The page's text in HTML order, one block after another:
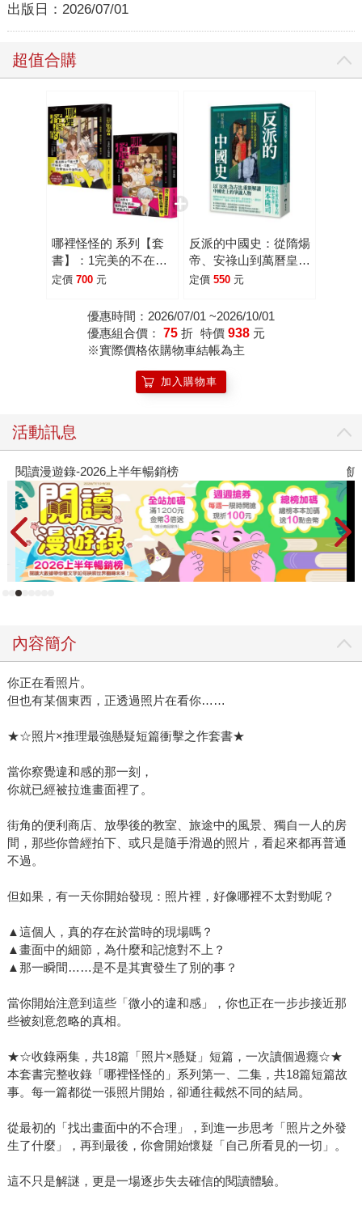
出版日： 2026/07/01
超值合購
哪裡怪怪的 系列【套
書】：1完美的不在場
證明+2惡意成癮（照
衝擊之作）
定價 700 元
反派的中國史：從隋煬
帝、安祿山到萬曆皇
帝，敗者史觀下的中華
定價 550 元
優惠時間：2026/07/01 ~2026/10/01
優惠組合價： 75 折 特價 938 元
※實際價格依購物車結帳為主
加入購物車
活動訊息
閱讀漫遊錄-2026上半年暢銷榜 飢
內容簡介
你正在看照片。
但也有某個東西，正透過照片在看你……
★☆照片×推理最強懸疑短篇衝擊之作套書★
當你察覺違和感的那一刻，
你就已經被拉進畫面裡了。
街角的便利商店、放學後的教室、旅途中的風景、獨自一人的房
間，那些你曾經拍下、或只是隨手滑過的照片，看起來都再普通
不過。
但如果，有一天你開始發現：照片裡，好像哪裡不太對勁呢？
▲這個人，真的存在於當時的現場嗎？
▲畫面中的細節，為什麼和記憶對不上？
▲那一瞬間……是不是其實發生了別的事？
當你開始注意到這些「微小的違和感」，你也正在一步步接近那
些被刻意忽略的真相。
★☆收錄兩集，共18篇「照片×懸疑」短篇，一次讀個過癮☆★
本套書完整收錄「哪裡怪怪的」系列第一、二集，共18篇短篇故
事。每一篇都從一張照片開始，卻通往截然不同的結局。
從最初的「找出畫面中的不合理」，到進一步思考「照片之外發
生了什麼」，再到最後，你會開始懷疑「自己所看見的一切」。
這不只是解謎，更是一場逐步失去確信的閱讀體驗。